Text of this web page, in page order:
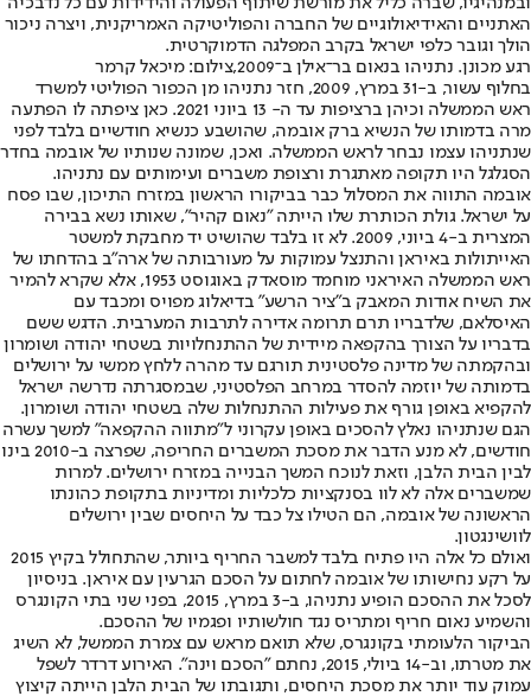
האתניים והאידיאולוגיים של החברה והפוליטיקה האמריקנית, ויצרה ניכור
הולך וגובר כלפי ישראל בקרב המפלגה הדמוקרטית.
רגע מכונן. נתניהו בנאום בר־אילן ב־2009,צילום: מיכאל קרמר
בחלוף עשור, ב-31 במרץ, 2009, חזר נתניהו מן הכפור הפוליטי למשרד
ראש הממשלה וכיהן ברציפות עד ה- 13 ביוני 2021. כאן ציפתה לו הפתעה
מרה בדמותו של הנשיא ברק אובמה, שהושבע כנשיא חודשיים בלבד לפני
שנתניהו עצמו נבחר לראש הממשלה. ואכן, שמונה שנותיו של אובמה בחדר
הסגלגל היו תקופה מאתגרת ורצופת משברים ועימותים עם נתניהו.
אובמה התווה את המסלול כבר בביקורו הראשון במזרח התיכון, שבו פסח
על ישראל. גולת הכותרת שלו הייתה "נאום קהיר", שאותו נשא בבירה
המצרית ב-4 ביוני, 2009. לא זו בלבד שהושיט יד מחבקת למשטר
האייתולות באיראן והתנצל עמוקות על מעורבותה של ארה"ב בהדחתו של
ראש הממשלה האיראני מוחמד מוסאדק באוגוסט 1953, אלא שקרא להמיר
את השיח אודות המאבק ב"ציר הרשע" בדיאלוג מפויס ומכבד עם
האיסלאם, שלדבריו תרם תרומה אדירה לתרבות המערבית. הדגש ששם
בדבריו על הצורך בהקפאה מיידית של ההתנחלויות בשטחי יהודה ושומרון
ובהקמתה של מדינה פלסטינית תורגם עד מהרה ללחץ ממשי על ירושלים
בדמותה של יוזמה להסדר במרחב הפלסטיני, שבמסגרתה נדרשה ישראל
להקפיא באופן גורף את פעילות ההתנחלות שלה בשטחי יהודה ושומרון.
הגם שנתניהו נאלץ להסכים באופן עקרוני ל"מתווה ההקפאה" למשך עשרה
חודשים, לא מנע הדבר את מסכת המשברים החריפה, שפרצה ב-2010 בינו
לבין הבית הלבן, וזאת לנוכח המשך הבנייה במזרח ירושלים. למרות
שמשברים אלה לא לוו בסנקציות כלכליות ומדיניות בתקופת כהונתו
הראשונה של אובמה, הם הטילו צל כבד על היחסים שבין ירושלים
לוושינגטון.
ואולם כל אלה היו פתיח בלבד למשבר החריף ביותר, שהתחולל בקיץ 2015
על רקע נחישותו של אובמה לחתום על הסכם הגרעין עם איראן. בניסיון
לסכל את ההסכם הופיע נתניהו, ב-3 במרץ, 2015, בפני שני בתי הקונגרס
והשמיע נאום חריף ומתריס נגד חולשותיו ופגמיו של ההסכם.
הביקור הלעומתי בקונגרס, שלא תואם מראש עם צמרת הממשל, לא השיג
את מטרתו, וב-14 ביולי, 2015, נחתם "הסכם וינה". האירוע דרדר לשפל
עמוק עוד יותר את מסכת היחסים, ותגובתו של הבית הלבן הייתה קיצוץ